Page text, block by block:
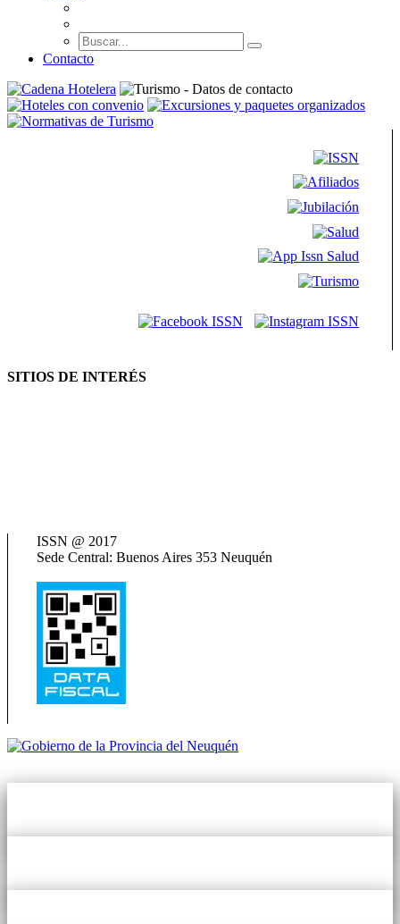
Contacto
SITIOS DE INTERÉS
ISSN @ 2017
Sede Central: Buenos Aires 353 Neuquén